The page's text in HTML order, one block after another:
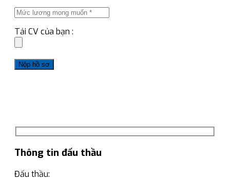
Tải CV của bạn :
Thông tin đấu thầu
Đấu thầu: